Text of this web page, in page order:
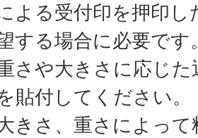
よる受付印を押印し
する場合に必要です
さや大きさに応じ
貼付してください。
きさ、重さによっ